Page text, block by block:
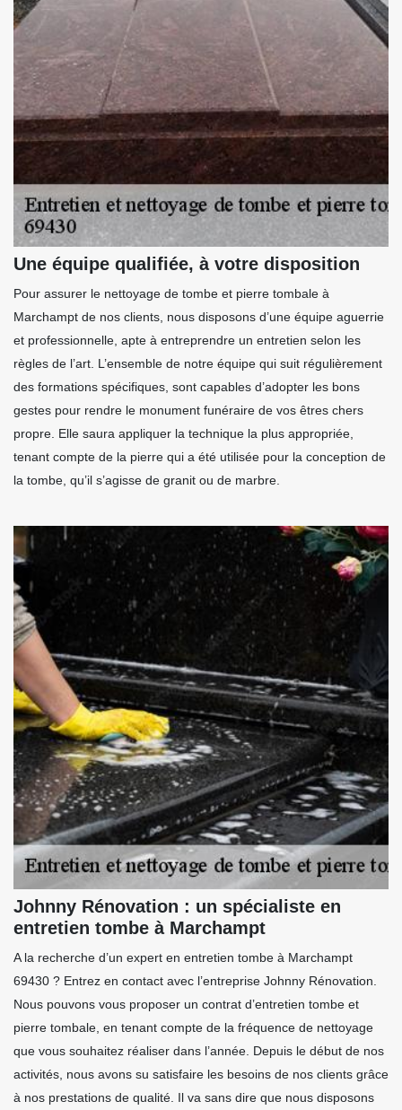
Une équipe qualifiée, à votre disposition
Pour assurer le nettoyage de tombe et pierre tombale à
Marchampt de nos clients, nous disposons d’une équipe aguerrie
et professionnelle, apte à entreprendre un entretien selon les
règles de l’art. L’ensemble de notre équipe qui suit régulièrement
des formations spécifiques, sont capables d’adopter les bons
gestes pour rendre le monument funéraire de vos êtres chers
propre. Elle saura appliquer la technique la plus appropriée,
tenant compte de la pierre qui a été utilisée pour la conception de
la tombe, qu’il s’agisse de granit ou de marbre.
Johnny Rénovation : un spécialiste en
entretien tombe à Marchampt
A la recherche d’un expert en entretien tombe à Marchampt
69430 ? Entrez en contact avec l’entreprise Johnny Rénovation.
Nous pouvons vous proposer un contrat d’entretien tombe et
pierre tombale, en tenant compte de la fréquence de nettoyage
que vous souhaitez réaliser dans l’année. Depuis le début de nos
activités, nous avons su satisfaire les besoins de nos clients grâce
à nos prestations de qualité. Il va sans dire que nous disposons